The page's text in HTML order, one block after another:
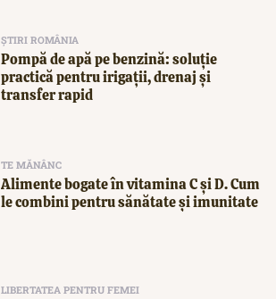
ȘTIRI ROMÂNIA
Pompă de apă pe benzină: soluție
practică pentru irigații, drenaj și
transfer rapid
TE MĂNÂNC
Alimente bogate în vitamina C și D. Cum
le combini pentru sănătate și imunitate
LIBERTATEA PENTRU FEMEI